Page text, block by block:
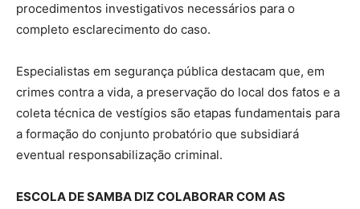
procedimentos investigativos necessários para o
completo esclarecimento do caso.
Especialistas em segurança pública destacam que, em
crimes contra a vida, a preservação do local dos fatos e a
coleta técnica de vestígios são etapas fundamentais para
a formação do conjunto probatório que subsidiará
eventual responsabilização criminal.
ESCOLA DE SAMBA DIZ COLABORAR COM AS